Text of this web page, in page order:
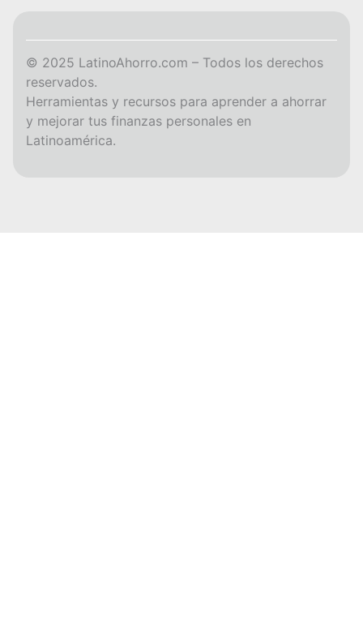
© 2025 LatinoAhorro.com – Todos los derechos
reservados.
Herramientas y recursos para aprender a ahorrar
y mejorar tus finanzas personales en
Latinoamérica.